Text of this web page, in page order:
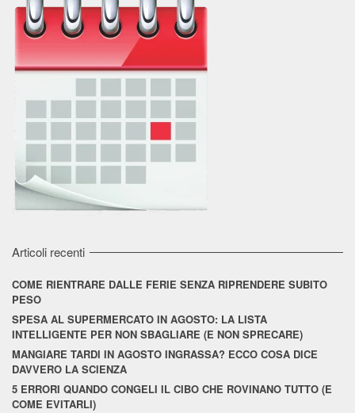
Articoli recenti
COME RIENTRARE DALLE FERIE SENZA RIPRENDERE SUBITO
PESO
SPESA AL SUPERMERCATO IN AGOSTO: LA LISTA
INTELLIGENTE PER NON SBAGLIARE (E NON SPRECARE)
MANGIARE TARDI IN AGOSTO INGRASSA? ECCO COSA DICE
DAVVERO LA SCIENZA
5 ERRORI QUANDO CONGELI IL CIBO CHE ROVINANO TUTTO (E
COME EVITARLI)